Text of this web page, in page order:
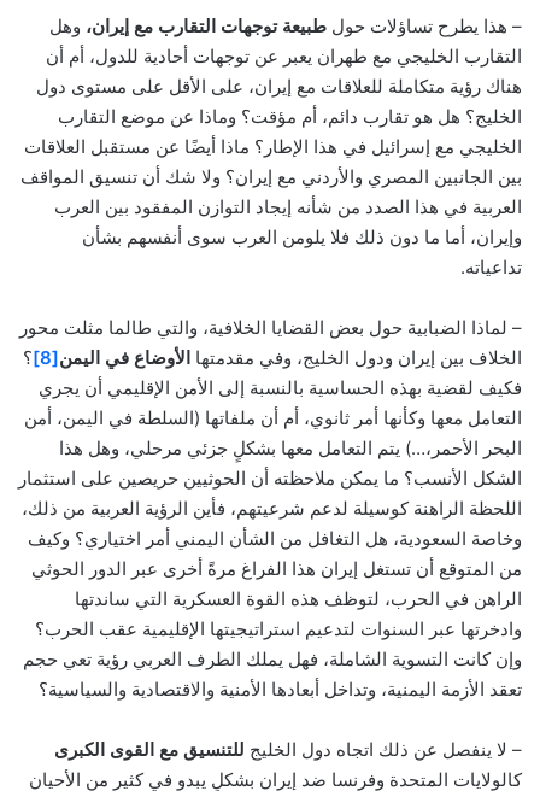
– هذا يطرح تساؤلات حول طبيعة توجهات التقارب مع إيران، وهل
التقارب الخليجي مع طهران يعبر عن توجهات أحادية للدول، أم أن
هناك رؤية متكاملة للعلاقات مع إيران، على الأقل على مستوى دول
الخليج؟ هل هو تقارب دائم، أم مؤقت؟ وماذا عن موضع التقارب
الخليجي مع إسرائيل في هذا الإطار؟ ماذا أيضًا عن مستقبل العلاقات
بين الجانبين المصري والأردني مع إيران؟ ولا شك أن تنسيق المواقف
العربية في هذا الصدد من شأنه إيجاد التوازن المفقود بين العرب
وإيران، أما ما دون ذلك فلا يلومن العرب سوى أنفسهم بشأن
تداعياته.
– لماذا الضبابية حول بعض القضايا الخلافية، والتي طالما مثلت محور
الخلاف بين إيران ودول الخليج، وفي مقدمتها الأوضاع في اليمن[8]
؟
فكيف لقضية بهذه الحساسية بالنسبة إلى الأمن الإقليمي أن يجري
التعامل معها وكأنها أمر ثانوي، أم أن ملفاتها (السلطة في اليمن، أمن
البحر الأحمر،…) يتم التعامل معها بشكلٍ جزئي مرحلي، وهل هذا
الشكل الأنسب؟ ما يمكن ملاحظته أن الحوثيين حريصين على استثمار
اللحظة الراهنة كوسيلة لدعم شرعيتهم، فأين الرؤية العربية من ذلك،
وخاصة السعودية، هل التغافل من الشأن اليمني أمر اختياري؟ وكيف
من المتوقع أن تستغل إيران هذا الفراغ مرةً أخرى عبر الدور الحوثي
الراهن في الحرب، لتوظف هذه القوة العسكرية التي ساندتها
وادخرتها عبر السنوات لتدعيم استراتيجيتها الإقليمية عقب الحرب؟
وإن كانت التسوية الشاملة، فهل يملك الطرف العربي رؤية تعي حجم
تعقد الأزمة اليمنية، وتداخل أبعادها الأمنية والاقتصادية والسياسية؟
– لا ينفصل عن ذلك اتجاه دول الخليج للتنسيق مع القوى الكبرى
كالولايات المتحدة وفرنسا ضد إيران بشكلٍ يبدو في كثير من الأحيان